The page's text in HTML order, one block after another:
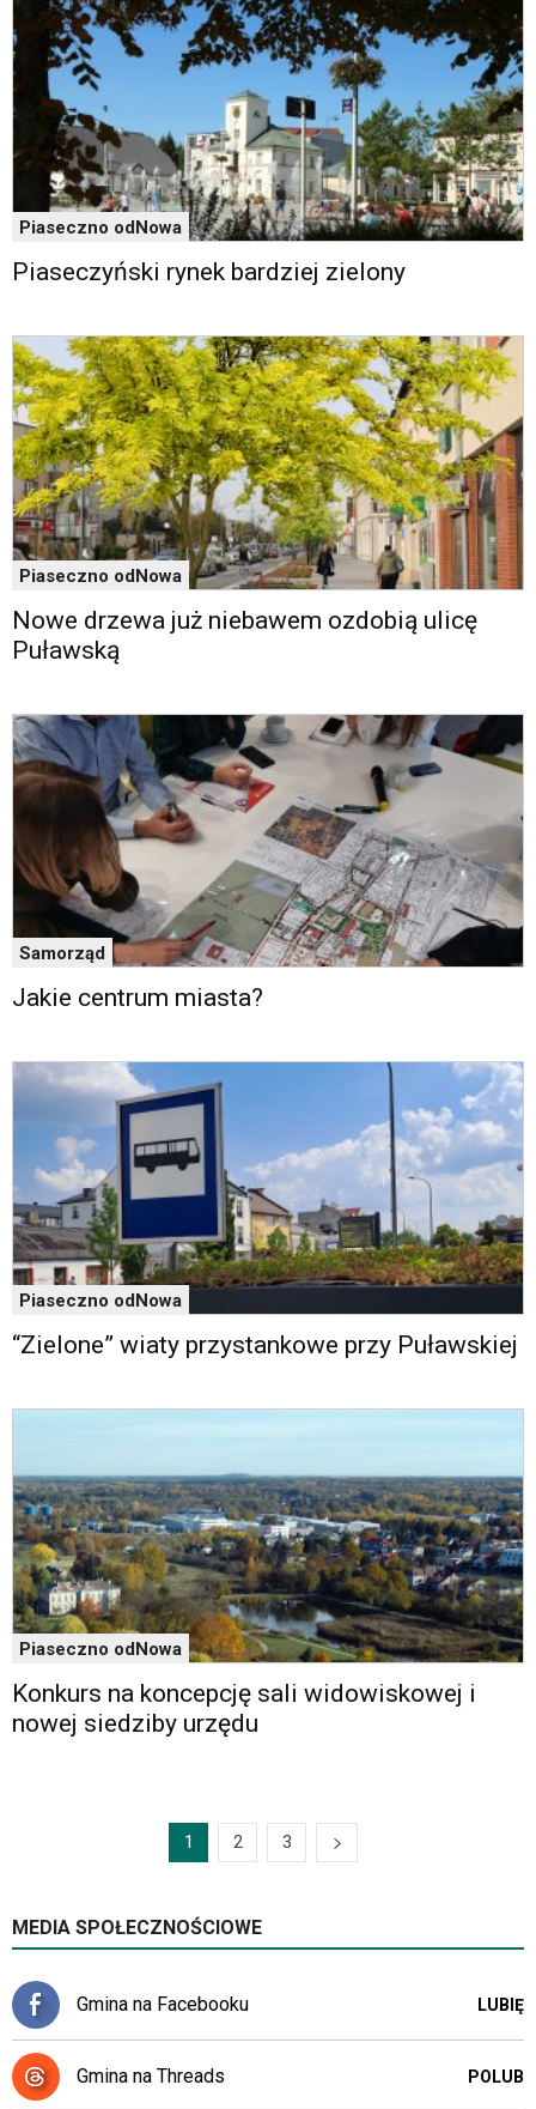
Piaseczno odNowa
Piaseczyński rynek bardziej zielony
Piaseczno odNowa
Nowe drzewa już niebawem ozdobią ulicę
Puławską
Samorząd
Jakie centrum miasta?
Piaseczno odNowa
“Zielone” wiaty przystankowe przy Puławskiej
Piaseczno odNowa
Konkurs na koncepcję sali widowiskowej i
nowej siedziby urzędu
1 2 3
MEDIA SPOŁECZNOŚCIOWE
Gmina na Facebooku LUBIĘ
Gmina na Threads POLUB